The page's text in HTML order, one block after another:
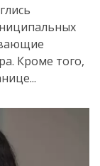
Искать
Кроме того,